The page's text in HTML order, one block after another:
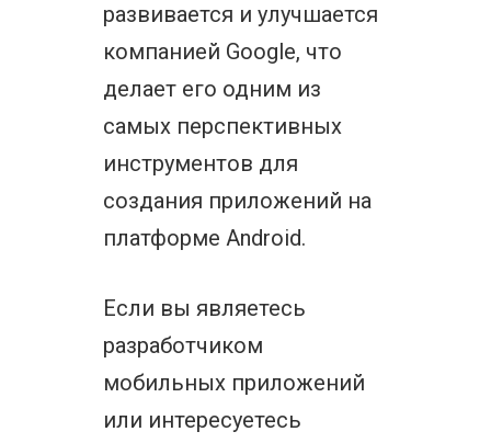
развивается и улучшается
компанией Google, что
делает его одним из
самых перспективных
инструментов для
создания приложений на
платформе Android.
Если вы являетесь
разработчиком
мобильных приложений
или интересуетесь